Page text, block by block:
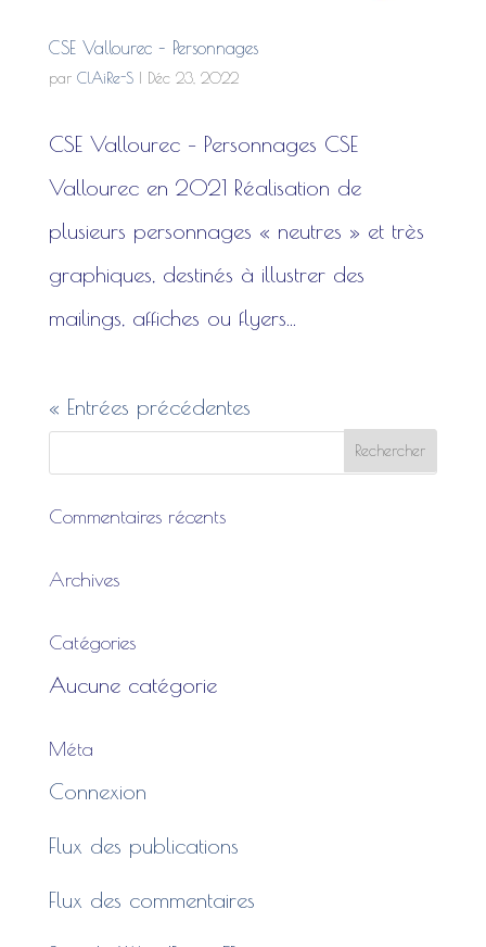
CSE Vallourec – Personnages
par ClAiRe-S| Déc 23, 2022
CSE Vallourec – Personnages CSE
Vallourec en 2021 Réalisation de
plusieurs personnages « neutres » et très
graphiques, destinés à illustrer des
mailings, affiches ou flyers...
« Entrées précédentes
Commentaires récents
Archives
Catégories
Aucune catégorie
Méta
Connexion
Flux des publications
Flux des commentaires